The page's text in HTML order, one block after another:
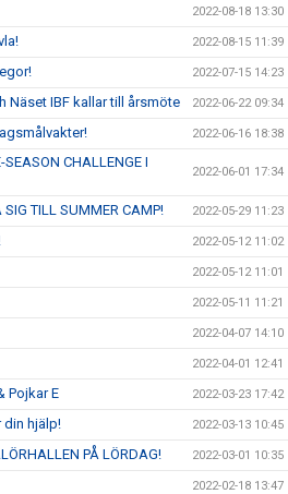
2022-08-18 13:30
2022-08-15 11:39
2022-07-15 14:23
Näset IBF kallar till årsmöte 2022-06-22 09:34
2022-06-16 18:38
CHALLENGE I
2022-06-01 17:34
TILL SUMMER CAMP! 2022-05-29 11:23
2022-05-12 11:02
2022-05-12 11:01
2022-05-11 11:21
2022-04-07 14:10
2022-04-01 12:41
Pojkar E 2022-03-23 17:42
din hjälp! 2022-03-13 10:45
PÅ LÖRDAG! 2022-03-01 10:35
2022-02-18 13:47